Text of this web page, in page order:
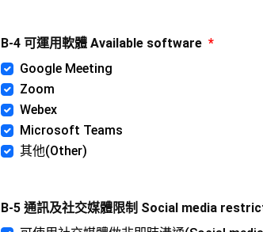
B-4 可運用軟體 Available software *
Google Meeting
Zoom
Webex
Microsoft Teams
其他(Other)
B-5 通訊及社交媒體限制 Social media